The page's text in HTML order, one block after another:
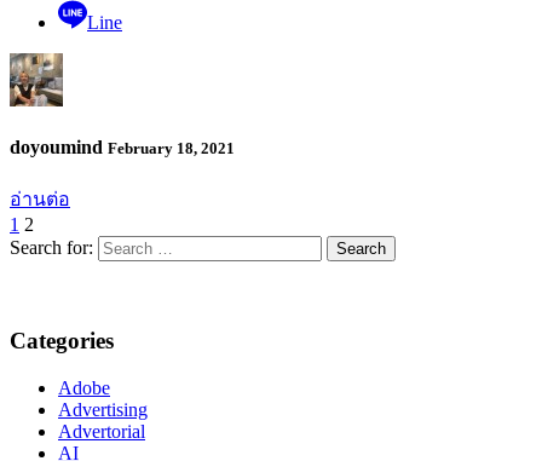
Line
doyoumind February 18, 2021
อ่านต่อ
1 2
Search for:
Categories
Adobe
Advertising
Advertorial
AI